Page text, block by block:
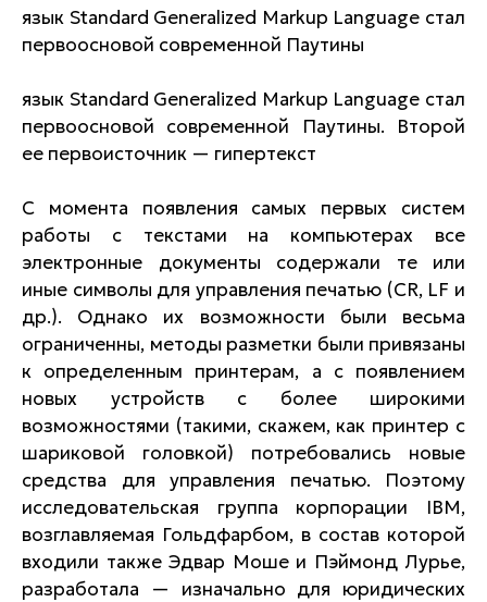
язык Standard Generalized Markup Language стал
первоосновой современной Паутины
язык Standard Generalized Markup Language стал
первоосновой современной Паутины. Второй
ее первоисточник — гипертекст
С момента появления самых первых систем
работы с текстами на компьютерах все
электронные документы содержали те или
иные символы для управления печатью (CR, LF и
др.). Однако их возможности были весьма
ограниченны, методы разметки были привязаны
к определенным принтерам, а с появлением
новых устройств с более широкими
возможностями (такими, скажем, как принтер с
шариковой головкой) потребовались новые
средства для управления печатью. Поэтому
исследовательская группа корпорации IBM,
возглавляемая Гольдфарбом, в состав которой
входили также Эдвар Моше и Пэймонд Лурье,
разработала — изначально для юридических